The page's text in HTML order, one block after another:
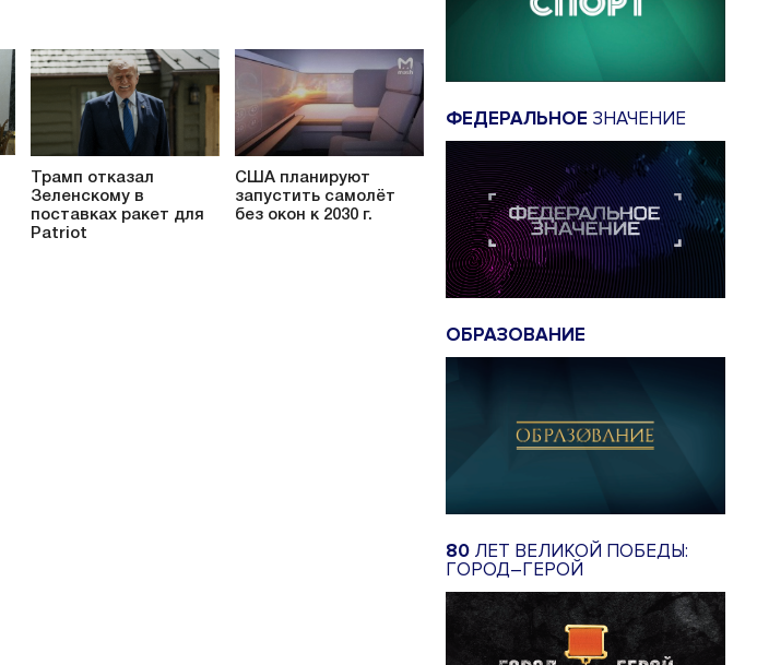
Трамп отказал
Зеленскому в
поставках ракет для
Patriot
США планируют
запустить самолёт
без окон к 2030 г.
ФЕДЕРАЛЬНОЕ ЗНАЧЕНИЕ
ОБРАЗОВАНИЕ
80 ЛЕТ ВЕЛИКОЙ ПОБЕДЫ:
ГОРОД–ГЕРОЙ